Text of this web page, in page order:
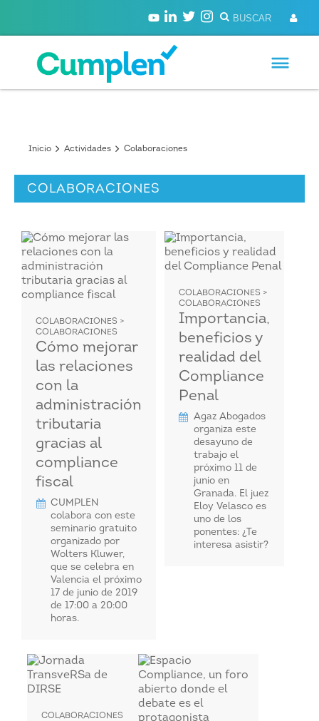
Inicio Actividades Colaboraciones
COLABORACIONES
COLABORACIONES >
COLABORACIONES
Cómo mejorar
las relaciones
con la
administración
tributaria
gracias al
compliance
fiscal
CUMPLEN
colabora con este
seminario gratuito
organizado por
Wolters Kluwer,
que se celebra en
Valencia el próximo
17 de junio de 2019
de 17:00 a 20:00
horas.
COLABORACIONES >
COLABORACIONES
Importancia,
beneficios y
realidad del
Compliance
Penal
Agaz Abogados
organiza este
desayuno de
trabajo el
próximo 11 de
junio en
Granada. El juez
Eloy Velasco es
uno de los
ponentes: ¿Te
interesa asistir?
COLABORACIONES